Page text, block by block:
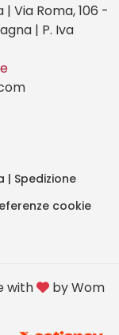
Via Roma, 106 -
| P. Iva
| Spedizione
cookie
with byWom